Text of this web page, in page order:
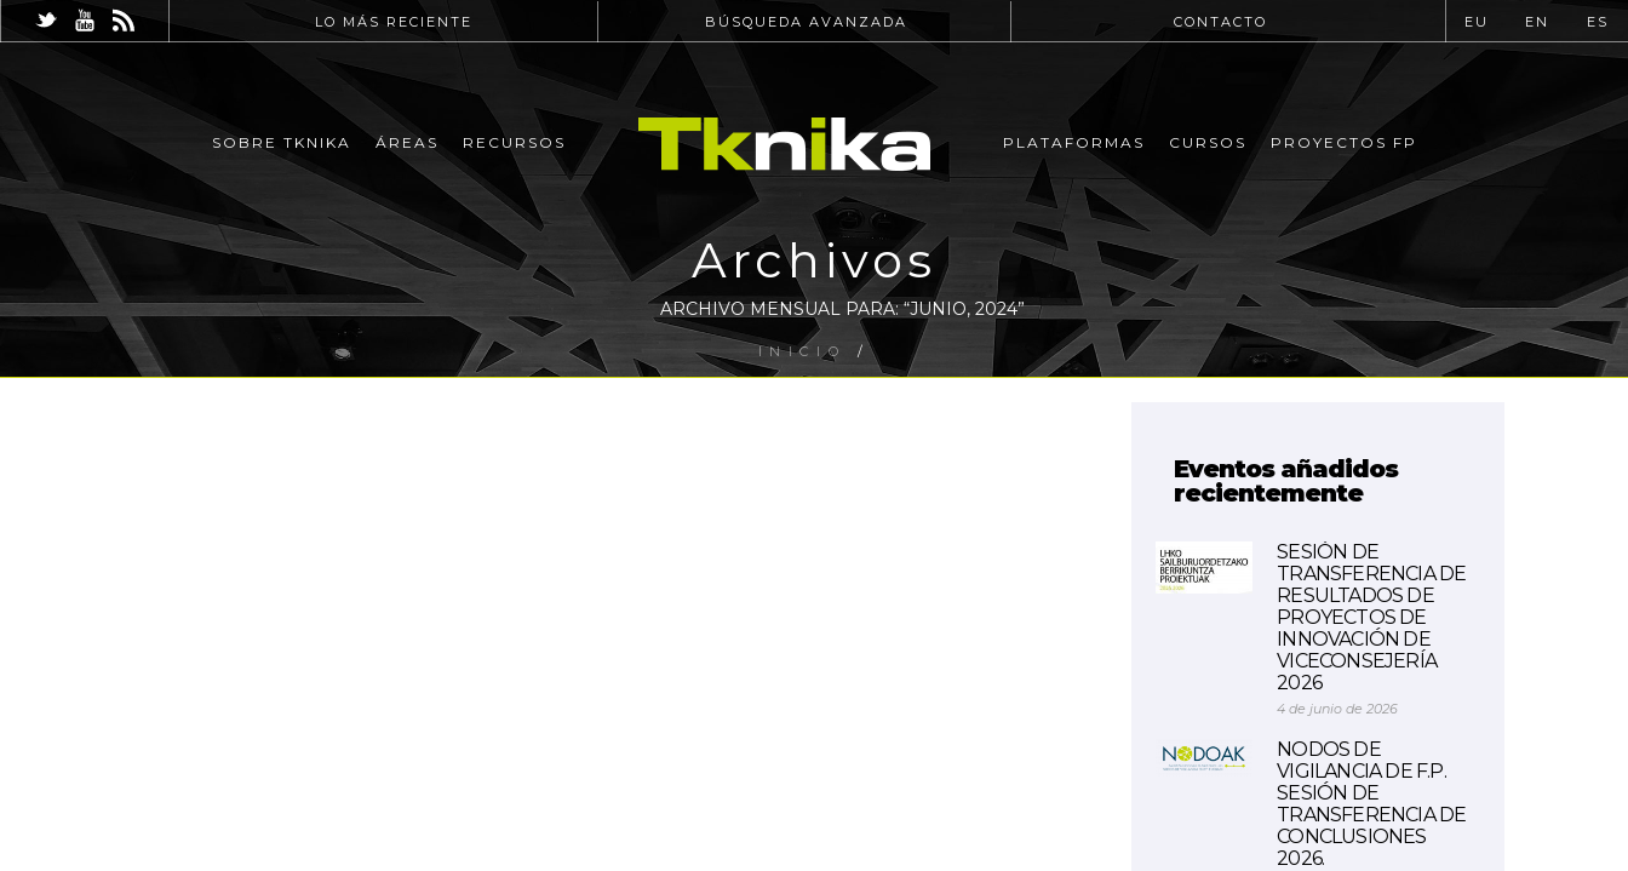
LO MÁS RECIENTE BÚSQUEDA AVANZADA CONTACTO EU EN ES
SOBRE TKNIKA ÁREAS RECURSOS PLATAFORMAS CURSOS PROYECTOS FP
Archivos
ARCHIVO MENSUAL PARA: “JUNIO, 2024”
INICIO /
Eventos añadidos
recientemente
SESIÓN DE
TRANSFERENCIA DE
RESULTADOS DE
PROYECTOS DE
INNOVACIÓN DE
VICECONSEJERÍA
2026
4 de junio de 2026
NODOS DE
VIGILANCIA DE F.P.
SESIÓN DE
TRANSFERENCIA DE
CONCLUSIONES
2026.